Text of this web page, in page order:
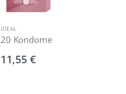
IDEAL
20 Kondome
11,55 €